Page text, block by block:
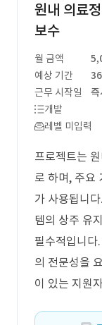
원내 의료
보수
월 금액
예상 기간
근무 시작일
즉
개발
레벨 미입력
프로젝트는
로 하며, 주요
가 사용됩니
템의 상주 유
필수적입니다
의 전문성을
이 있는 지원